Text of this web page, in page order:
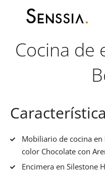
Cocina de
Mobiliario de cocina
color Chocolate con
Encimera en Silestone